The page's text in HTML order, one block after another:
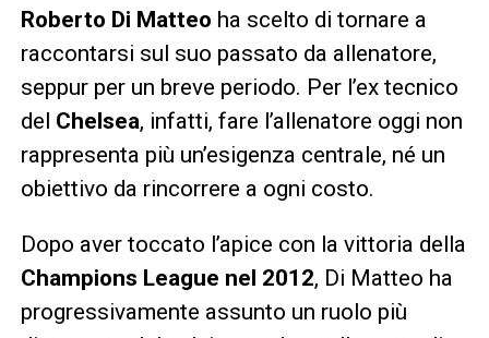
Roberto Di Matteo ha scelto di tornare a
raccontarsi sul suo passato da allenatore,
seppur per un breve periodo. Per l’ex tecnico
del Chelsea, infatti, fare l’allenatore oggi non
rappresenta più un’esigenza centrale, né un
obiettivo da rincorrere a ogni costo.
Dopo aver toccato l’apice con la vittoria della
Champions League nel 2012, Di Matteo ha
progressivamente assunto un ruolo più